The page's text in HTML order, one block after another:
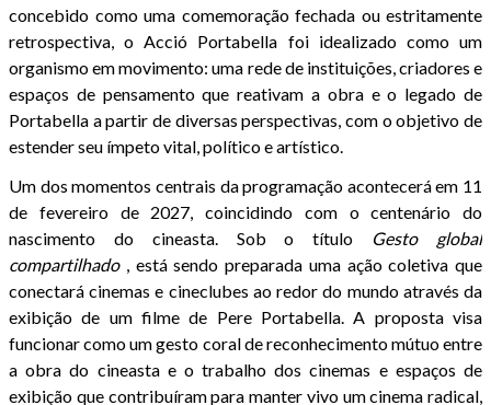
concebido como uma comemoração fechada ou estritamente
retrospectiva, o Acció Portabella foi idealizado como um
organismo em movimento: uma rede de instituições, criadores e
espaços de pensamento que reativam a obra e o legado de
Portabella a partir de diversas perspectivas, com o objetivo de
estender seu ímpeto vital, político e artístico.
Um dos momentos centrais da programação acontecerá em 11
de fevereiro de 2027, coincidindo com o centenário do
nascimento do cineasta. Sob o título Gesto global
compartilhado, está sendo preparada uma ação coletiva que
conectará cinemas e cineclubes ao redor do mundo através da
exibição de um filme de Pere Portabella. A proposta visa
funcionar como um gesto coral de reconhecimento mútuo entre
a obra do cineasta e o trabalho dos cinemas e espaços de
exibição que contribuíram para manter vivo um cinema radical,